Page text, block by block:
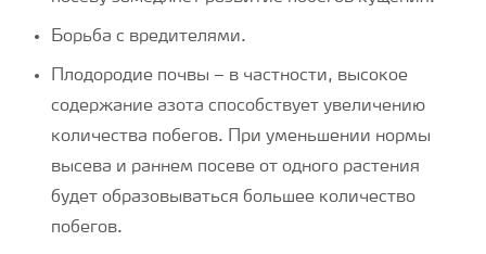
Борьба с вредителями.
Плодородие почвы – в частности, высокое
содержание азота способствует увеличению
количества побегов. При уменьшении нормы
высева и раннем посеве от одного растения
будет образовываться большее количество
побегов.